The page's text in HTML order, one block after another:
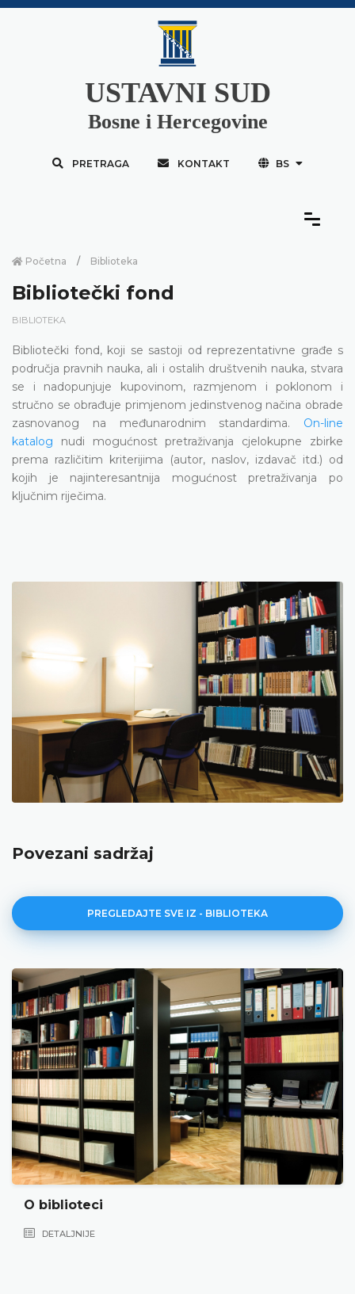
USTAVNI SUD
Bosne i Hercegovine
PRETRAGA KONTAKT BS
Početna Biblioteka
Bibliotečki fond
BIBLIOTEKA
Bibliotečki fond, koji se sastoji od reprezentativne građe s
područja pravnih nauka, ali i ostalih društvenih nauka, stvara
se i nadopunjuje kupovinom, razmjenom i poklonom i
stručno se obrađuje primjenom jedinstvenog načina obrade
zasnovanog na međunarodnim standardima. On-line
katalog nudi mogućnost pretraživanja cjelokupne zbirke
prema različitim kriterijima (autor, naslov, izdavač itd.) od
kojih je najinteresantnija mogućnost pretraživanja po
ključnim riječima.
Povezani sadržaj
PREGLEDAJTE SVE IZ - BIBLIOTEKA
O biblioteci
DETALJNIJE